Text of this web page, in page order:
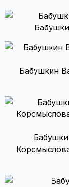
Бабушкин